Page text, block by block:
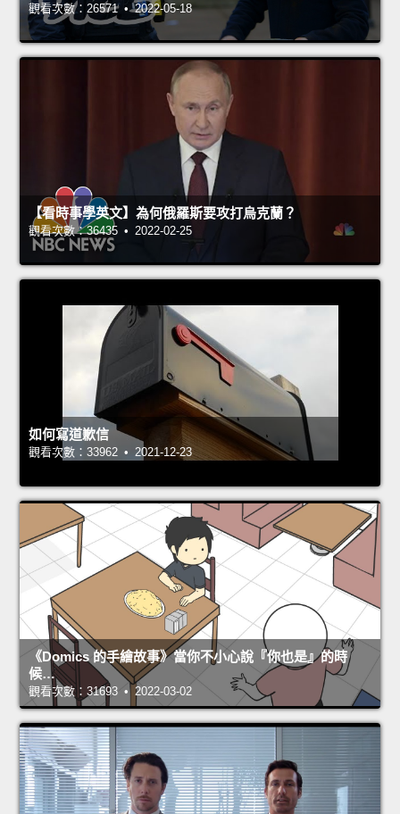
觀看次數：26571 • 2022-05-18
【看時事學英文】為何俄羅斯要攻打烏克蘭？
觀看次數：36435 • 2022-02-25
如何寫道歉信
觀看次數：33962 • 2021-12-23
《Domics 的手繪故事》當你不小心說『你也是』的時
候…
觀看次數：31693 • 2022-03-02